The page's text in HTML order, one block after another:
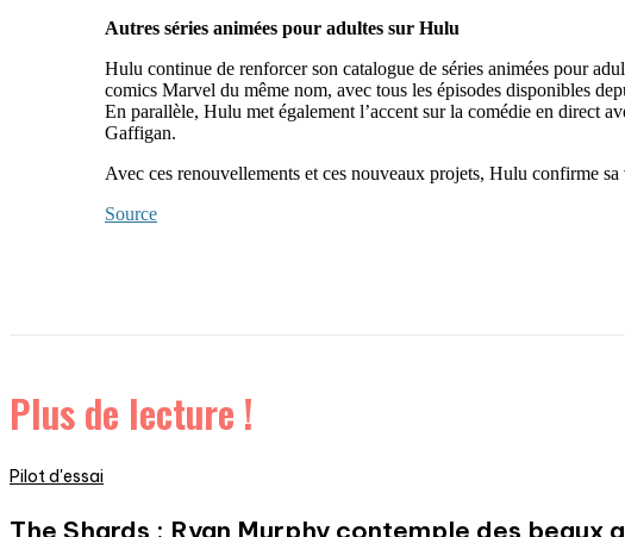
Autres séries animées pour adultes sur Hulu
Hulu continue de renforcer son catalogue de séries animées pour
comics Marvel du même nom, avec tous les épisodes disponibles
En parallèle, Hulu met également l’accent sur la comédie en direct
Gaffigan.
Avec ces renouvellements et ces nouveaux projets, Hulu confirme
Source
Plus de lecture !
Pilot d'essai